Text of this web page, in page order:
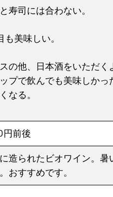
寿司には合わない。
も美味しい。
の他、日本酒をいただく
プで飲んでも美味しかっ
なる。
前後
造られたビオワイン。暑
おすすめです。